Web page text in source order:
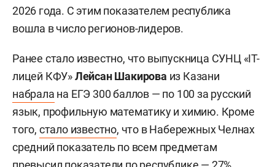
2026 года. С этим показателем республика
вошла в число регионов-лидеров.
Ранее стало известно, что выпускница СУНЦ «IT-
лицей КФУ»Лейсан Шакирова из Казани
набрала на ЕГЭ 300 баллов — по 100 за русский
язык, профильную математику и химию. Кроме
того, стало известно, что в Набережных Челнах
средний показатель по всем предметам